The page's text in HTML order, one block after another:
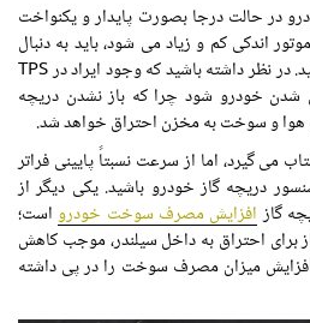
در حالت درجا بصورت پایدار و یکنواخت
اندکی کم و زیاد می شود، باید به دنبال
مشکلی در سنسور دریچه گاز باشید. در نظر داشته باشید که وجود ایراد در TPS
خودرو شود چرا که باز نشدن دریچه
و سوخت به مخزن احتراق خواهد شد.
می گیرد، اما از سرعت نسبتاً پایینی فراتر
دریچه گاز خودرو باشید. یکی دیگر از
گازافزایش مصرف سوخت خودرواست؛
برای احتراق به داخل سیلندر، موجب کاهش
میزان مصرف سوخت را در پی داشته